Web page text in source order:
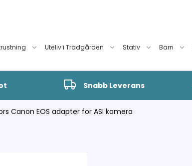
Uteliv i Trädgården Stativ Barn
Snabb Leverans
Canon EOS adapter for ASI kamera